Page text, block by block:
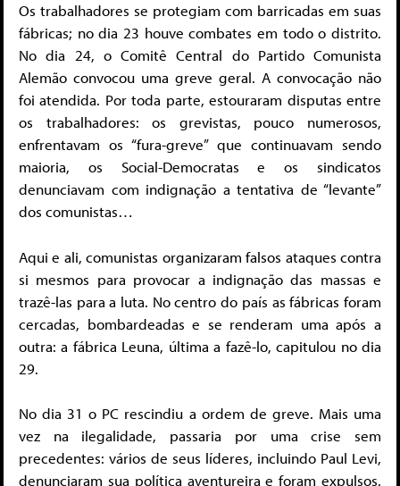
Os trabalhadores se protegiam com barricadas em suas
fábricas; no dia 23 houve combates em todo o distrito.
No dia 24, o Comitê Central do Partido Comunista
Alemão convocou uma greve geral. A convocação não
foi atendida. Por toda parte, estouraram disputas entre
os trabalhadores: os grevistas, pouco numerosos,
enfrentavam os “fura-greve” que continuavam sendo
maioria, os Social-Democratas e os sindicatos
denunciavam com indignação a tentativa de “levante”
dos comunistas…
Aqui e ali, comunistas organizaram falsos ataques contra
si mesmos para provocar a indignação das massas e
trazê-las para a luta. No centro do país as fábricas foram
cercadas, bombardeadas e se renderam uma após a
outra: a fábrica Leuna, última a fazê-lo, capitulou no dia
29.
No dia 31 o PC rescindiu a ordem de greve. Mais uma
vez na ilegalidade, passaria por uma crise sem
precedentes: vários de seus líderes, incluindo Paul Levi,
denunciaram sua política aventureira e foram expulsos.